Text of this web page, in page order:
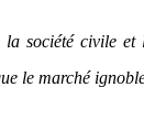
société civile et
le marché